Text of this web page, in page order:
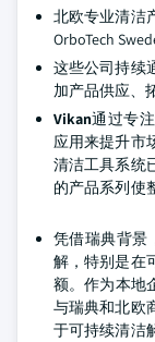
北欧专业清洁
OrboTech
这些公司持续
加产品供应、
Vikan通过专
应用来提升市
清洁工具系统
的产品系列使
凭借瑞典背景
解，特别是在
额。作为本地
与瑞典和北欧
于可持续清洁